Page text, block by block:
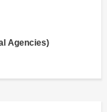
Agencies)